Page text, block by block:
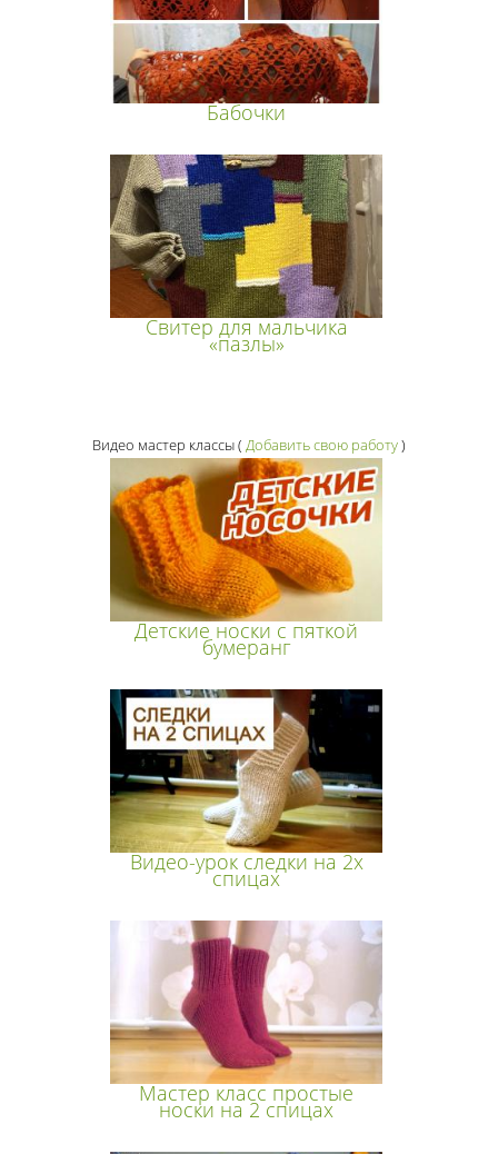
Бабочки
Свитер для мальчика
«пазлы»
Видео мастер классы( Добавить свою работу)
Детские носки с пяткой
бумеранг
Видео-урок следки на 2х
спицах
Мастер класс простые
носки на 2 спицах